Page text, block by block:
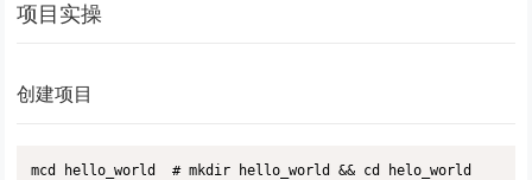
项目实操
创建项目
mcd hello_world  # mkdir hello_world && cd helo_world